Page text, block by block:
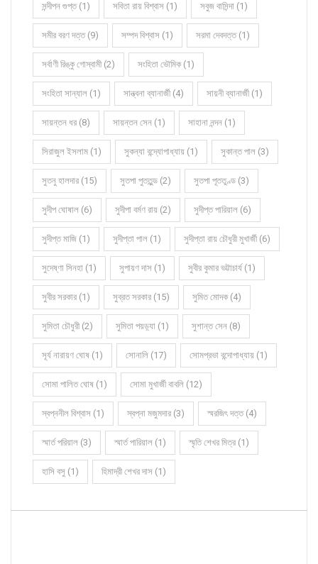
সন্দীপন গুপ্ত (1) সবিতা রায় বিশ্বাস (1) সবুজ বাসিন্দা (1)
সমীর বরণ দত্ত (9) সম্পদ বিশ্বাস (1) সরমা দেবদত্ত (1)
সর্বাণী রিঙ্কু গোস্বামী (2) সংহিতা ভৌমিক (1)
সংহিতা সান্যাল (1) সান্ত্বনা ব্যানার্জী (4) সায়নী ব্যানার্জী (1)
সায়ন্তন ধর (8) সায়ন্তন সেন (1) সাহানা নন্দন (1)
সিরাজুল ইসলাম (1) সুকন্যা বন্দ্যোপাধ্যায় (1) সুকান্ত পাল (3)
সুতনু হালদার (15) সুতপা পুততুন্ড (2) সুতপা পূততুণ্ড (3)
সুদীপ ঘোষাল (6) সুদীপা বর্মণ রায় (2) সুদীপ্ত পারিয়াল (6)
সুদীপ্ত মাজি (1) সুদীপ্তা পাল (1) সুদীপ্তা রায় চৌধুরী মুখার্জী (6)
সুদেষ্ণা সিনহা (1) সুপায়ণ দাস (1) সুবীর কুমার ভট্টাচার্য (1)
সুবীর সরকার (1) সুব্রত সরকার (15) সুমিত মোদক (4)
সুমিতা চৌধুরী (2) সুমিতা পয়ড়্যা (1) সুশান্ত সেন (8)
সূর্য নারায়ণ ঘোষ (1) সোনালি (17) সোমপ্রভা বন্দোপাধ্যায় (1)
সোমা পালিত ঘোষ (1) সোমা মুখার্জী বাবলি (12)
স্বপ্ননীল বিশ্বাস (1) স্বপ্না মজুমদার (3) স্মরজিৎ দত্ত (4)
স্মার্ত পরিয়াল (3) স্মার্ত পারিয়াল (1) স্মৃতি শেখর মিত্র (1)
হাসি বসু (1) হিমাদ্রী শেখর দাস (1)